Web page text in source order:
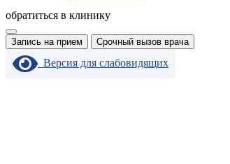
обратиться в клинику
Запись на прием Срочный вызов врача
Версия для слабовидящих